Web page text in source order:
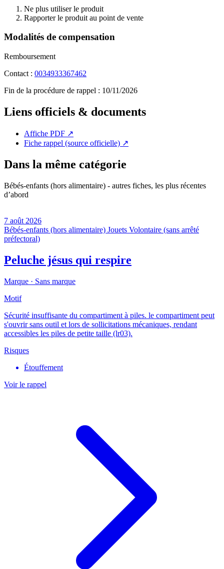
Ne plus utiliser le produit
Rapporter le produit au point de vente
Modalités de compensation
Remboursement
Contact : 0034933367462
Fin de la procédure de rappel : 10/11/2026
Liens officiels & documents
Affiche PDF ↗
Fiche rappel (source officielle) ↗
Dans la même catégorie
Bébés-enfants (hors alimentaire) - autres fiches, les plus récentes
d’abord
7 août 2026
Bébés-enfants (hors alimentaire) Jouets Volontaire (sans arrêté
préfectoral)
Peluche jésus qui respire
Marque · Sans marque
Motif
Sécurité insuffisante du compartiment à piles. le compartiment peut
s'ouvrir sans outil et lors de sollicitations mécaniques, rendant
accessibles les piles de petite taille (lr03).
Risques
Étouffement
Voir le rappel